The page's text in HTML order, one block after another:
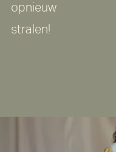
opnieuw
stralen!